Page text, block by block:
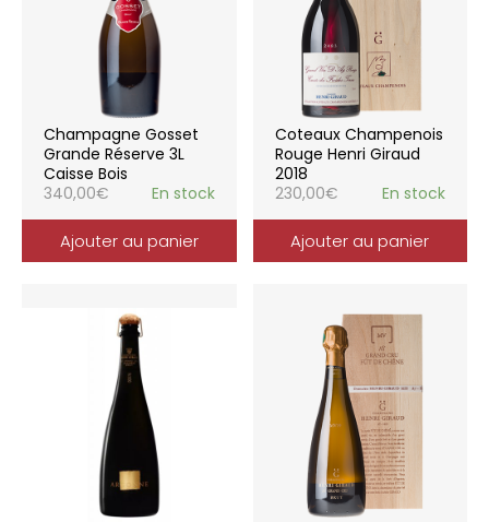
Champagne Gosset
Grande Réserve 3L
Caisse Bois
340,00€ En stock
Ajouter au panier
Coteaux Champenois
Rouge Henri Giraud
2018
230,00€ En stock
Ajouter au panier